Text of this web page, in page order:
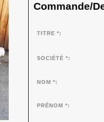
Commande/
TITRE *
SOCIÉTÉ *
NOM *
PRÉNOM *